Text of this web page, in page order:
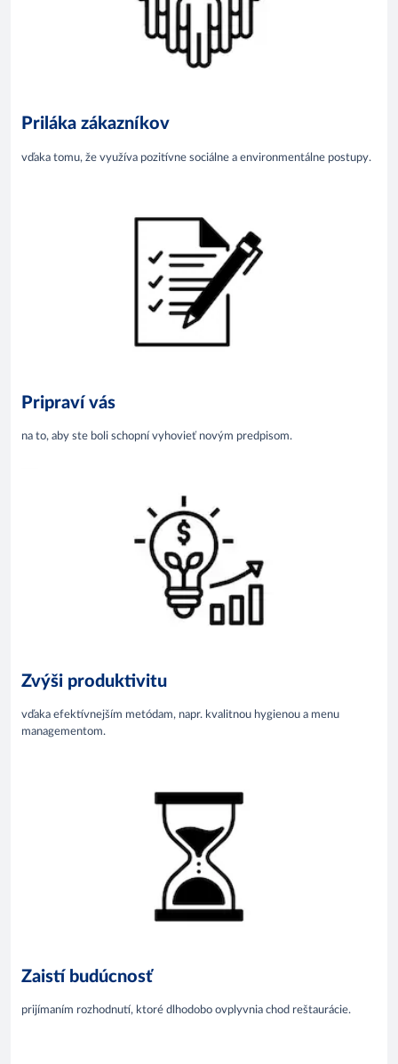
Priláka zákazníkov
vďaka tomu, že využíva pozitívne sociálne a environmentálne postupy.
Pripraví vás
na to, aby ste boli schopní vyhovieť novým predpisom.
Zvýši produktivitu
vďaka efektívnejším metódam, napr. kvalitnou hygienou a menu
managementom.
Zaistí budúcnosť
prijímaním rozhodnutí, ktoré dlhodobo ovplyvnia chod reštaurácie.